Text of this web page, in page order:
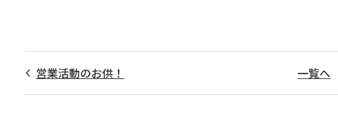
営業活動のお供！ 一覧へ